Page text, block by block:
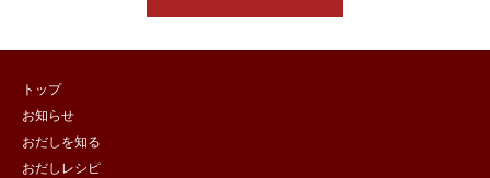
トップ
お知らせ
おだしを知る
おだしレシピ